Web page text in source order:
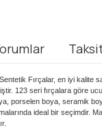
Fırçalar, en iyi kalite
123 seri fırçalara göre
porselen boya, seramik
ideal bir seçimdir.